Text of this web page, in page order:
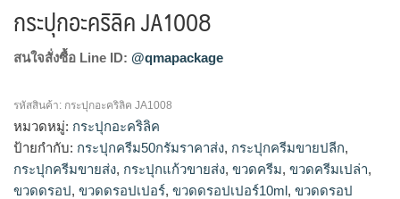
กระปุกอะคริลิค JA1008
สนใจสั่งซื้อ Line ID: @qmapackage
รหัสสินค้า: กระปุกอะคริลิค JA1008
หมวดหมู่: กระปุกอะคริลิค
ป้ายกำกับ: กระปุกครีม50กรัมราคาส่ง, กระปุกครีมขายปลีก,
กระปุกครีมขายส่ง, กระปุกแก้วขายส่ง, ขวดครีม, ขวดครีมเปล่า,
ขวดดรอป, ขวดดรอปเปอร์, ขวดดรอปเปอร์10ml, ขวดดรอป